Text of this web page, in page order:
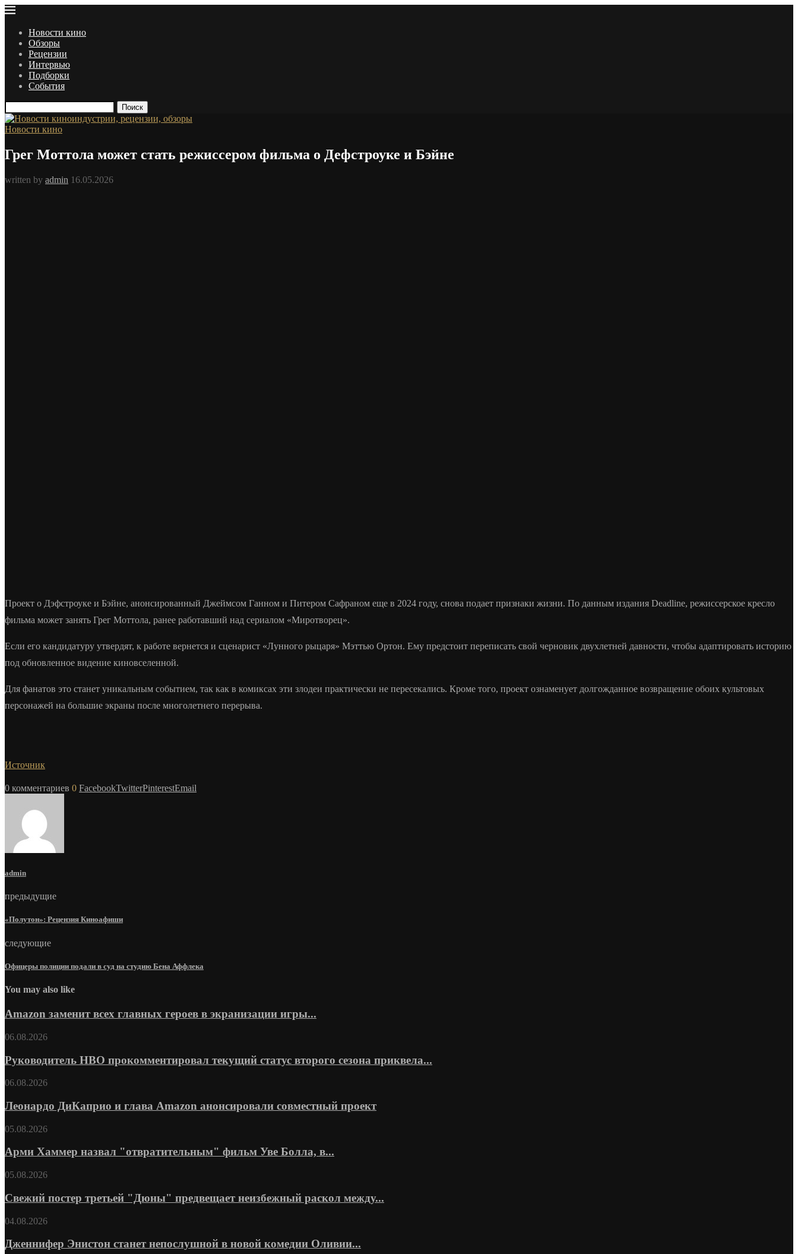
Новости кино
Обзоры
Рецензии
Интервью
Подборки
События
Поиск
Новости кино
Грег Моттола может стать режиссером фильма о Дефстроуке и Бэйне
written by admin 16.05.2026
Проект о Дэфстроуке и Бэйне, анонсированный Джеймсом Ганном и Питером Сафраном еще в 2024 году, снова подает признаки жизни. По данным издания Deadline, режиссерское кресло
фильма может занять Грег Моттола, ранее работавший над сериалом «Миротворец».
Если его кандидатуру утвердят, к работе вернется и сценарист «Лунного рыцаря» Мэттью Ортон. Ему предстоит переписать свой черновик двухлетней давности, чтобы адаптировать историю
под обновленное видение киновселенной.
Для фанатов это станет уникальным событием, так как в комиксах эти злодеи практически не пересекались. Кроме того, проект ознаменует долгожданное возвращение обоих культовых
персонажей на большие экраны после многолетнего перерыва.
Источник
0 комментариев 0 FacebookTwitterPinterestEmail
admin
предыдущие
«Полутон»: Рецензия Киноафиши
следующие
Офицеры полиции подали в суд на студию Бена Аффлека
You may also like
Amazon заменит всех главных героев в экранизации игры...
06.08.2026
Руководитель HBO прокомментировал текущий статус второго сезона приквела...
06.08.2026
Леонардо ДиКаприо и глава Amazon анонсировали совместный проект
05.08.2026
Арми Хаммер назвал "отвратительным" фильм Уве Болла, в...
05.08.2026
Свежий постер третьей "Дюны" предвещает неизбежный раскол между...
04.08.2026
Дженнифер Энистон станет непослушной в новой комедии Оливии...